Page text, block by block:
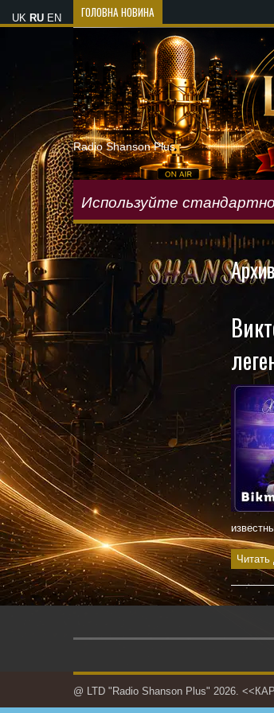
ГОЛОВНА НОВИНА
Radio Shanson Plus
Используйте
Читать
@ LTD "Radio Shanson Plus" 2026.
UK RU EN